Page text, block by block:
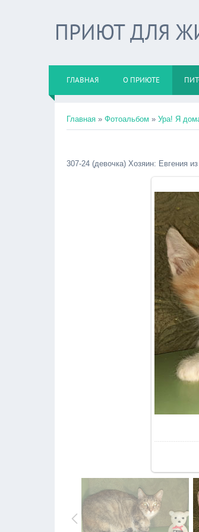
ПРИЮТ ДЛЯ
ГЛАВНАЯ О ПРИЮТЕ
Главная » Фотоальбом » Ура! Я
307-24 (девочка) Хозяин: Евгения